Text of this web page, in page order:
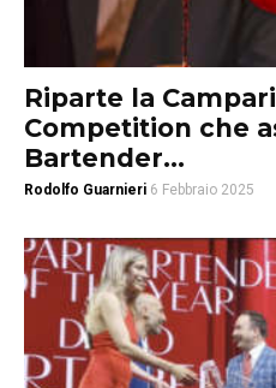
Riparte la
Competition che
Bartender...
Rodolfo Guarnieri 6 Febbraio 2025